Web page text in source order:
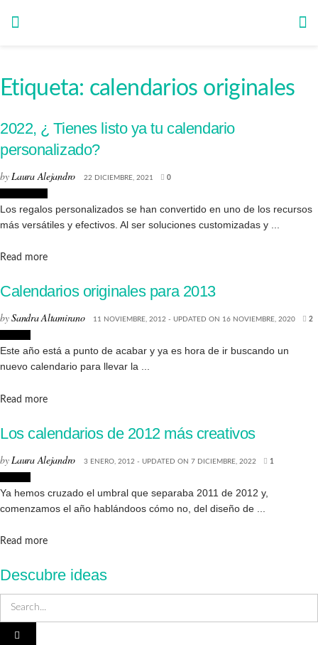
Etiqueta: calendarios originales
2022, ¿ Tienes listo ya tu calendario
personalizado?
byLaura Alejandro 22 DICIEMBRE, 2021 0
Los regalos personalizados se han convertido en uno de los recursos
más versátiles y efectivos. Al ser soluciones customizadas y ...
Read moreDetails
Calendarios originales para 2013
bySandra Altamirano 11 NOVIEMBRE, 2012 - UPDATED ON 16 NOVIEMBRE, 2020 2
Este año está a punto de acabar y ya es hora de ir buscando un
nuevo calendario para llevar la ...
Read moreDetails
Los calendarios de 2012 más creativos
by Laura Alejandro 3 ENERO, 2012 - UPDATED ON 7 DICIEMBRE, 2022 1
Ya hemos cruzado el umbral que separaba 2011 de 2012 y,
comenzamos el año hablándoos cómo no, del diseño de ...
Read moreDetails
Descubre ideas